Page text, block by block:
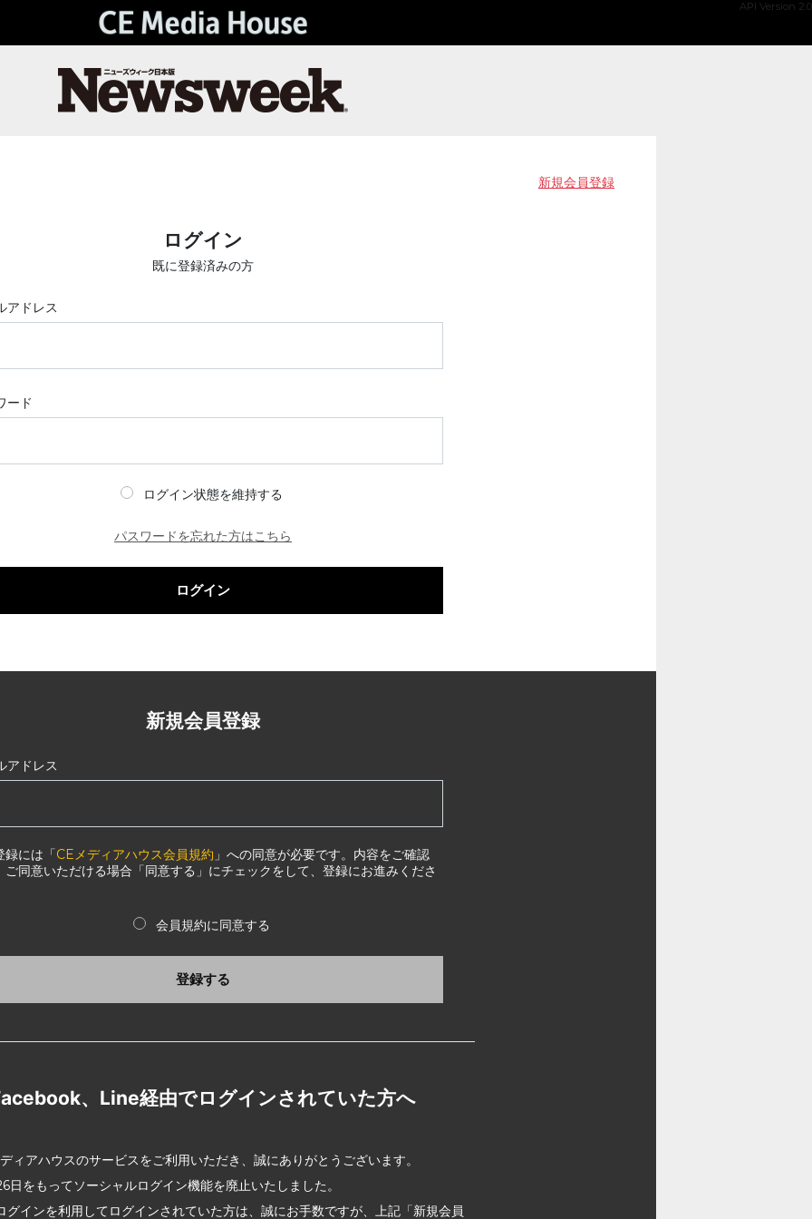
API Version 2.0
新規会員登録
ログイン
既に登録済みの方
アドレス
ード
ログイン状態を維持する
パスワードを忘れた方はこちら
ログイン
新規会員登録
アドレス
録には「CEメディアハウス会員規約 」への同意が必要です。内容をご確認
ご同意いただける場合「同意する」にチェックをして、登録にお進みくださ
会員規約に同意する
登録する
、Line経由でログインされていた方へ
ィアハウスのサービスをご利用いただき、誠にありがとうございます。
日をもってソーシャルログイン機能を廃止いたしました。
グインを利用してログインされていた方は、誠にお手数ですが、上記「新規会員